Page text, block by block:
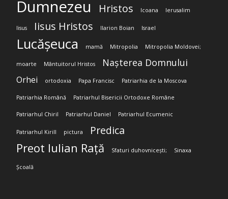
Dumnezeu Hristos Icoana Ierusalim
Iisus Iisus Hristos Ilarion Boian Israel
Lucășeuca mamă Mitropolia Mitropolia Moldovei;
moarte Mântuitorul Hristos Nașterea Domnului
Orhei ortodoxia Papa Francisc Patriarhia de la Moscova
Patriarhia Română Patriarhul Bisericii Ortodoxe Române
Patriarhul Chiril Patriarhul Daniel Patriarhul Ecumenic
Patriarhul Kirill pictura Predica
Preot Iulian Rață Sfaturi duhovnicești; Sinaxa
Școală